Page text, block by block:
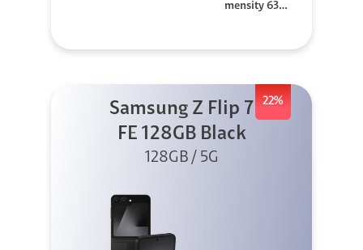
mensity 630
22%
Samsung Z Flip 7
FE 128GB Black
128GB / 5G